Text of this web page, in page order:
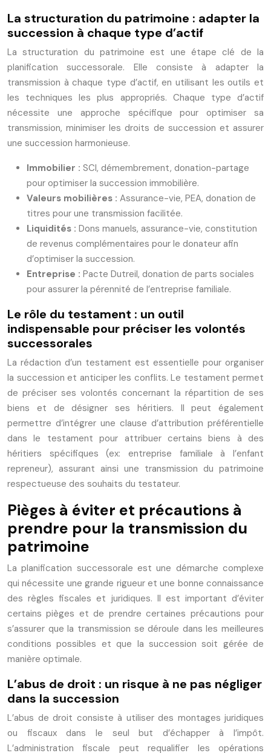
La structuration du patrimoine : adapter la
succession à chaque type d’actif
La structuration du patrimoine est une étape clé de la
planification successorale. Elle consiste à adapter la
transmission à chaque type d’actif, en utilisant les outils et
les techniques les plus appropriés. Chaque type d’actif
nécessite une approche spécifique pour optimiser sa
transmission, minimiser les droits de succession et assurer
une succession harmonieuse.
Immobilier : SCI, démembrement, donation-partage
pour optimiser la succession immobilière.
Valeurs mobilières : Assurance-vie, PEA, donation de
titres pour une transmission facilitée.
Liquidités : Dons manuels, assurance-vie, constitution
de revenus complémentaires pour le donateur afin
d’optimiser la succession.
Entreprise : Pacte Dutreil, donation de parts sociales
pour assurer la pérennité de l’entreprise familiale.
Le rôle du testament : un outil
indispensable pour préciser les volontés
successorales
La rédaction d’un testament est essentielle pour organiser
la succession et anticiper les conflits. Le testament permet
de préciser ses volontés concernant la répartition de ses
biens et de désigner ses héritiers. Il peut également
permettre d’intégrer une clause d’attribution préférentielle
dans le testament pour attribuer certains biens à des
héritiers spécifiques (ex: entreprise familiale à l’enfant
repreneur), assurant ainsi une transmission du patrimoine
respectueuse des souhaits du testateur.
Pièges à éviter et précautions à
prendre pour la transmission du
patrimoine
La planification successorale est une démarche complexe
qui nécessite une grande rigueur et une bonne connaissance
des règles fiscales et juridiques. Il est important d’éviter
certains pièges et de prendre certaines précautions pour
s’assurer que la transmission se déroule dans les meilleures
conditions possibles et que la succession soit gérée de
manière optimale.
L’abus de droit : un risque à ne pas négliger
dans la succession
L’abus de droit consiste à utiliser des montages juridiques
ou fiscaux dans le seul but d’échapper à l’impôt.
L’administration fiscale peut requalifier les opérations